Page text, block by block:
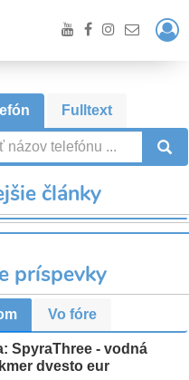
/
Fulltext
články
príspevky
Vo fóre
SpyraThree - vodná
dvesto eur